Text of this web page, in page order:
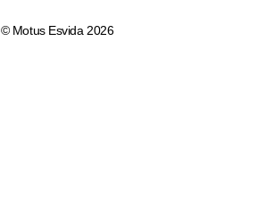
© Motus Esvida 2026